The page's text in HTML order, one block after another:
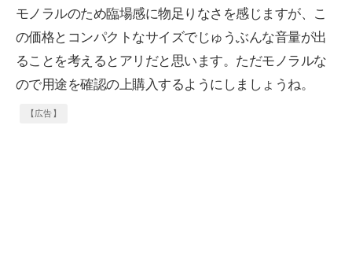
モノラルのため臨場感に物足りなさを感じますが、こ
の価格とコンパクトなサイズでじゅうぶんな音量が出
ることを考えるとアリだと思います。ただモノラルな
ので用途を確認の上購入するようにしましょうね。
【広告】